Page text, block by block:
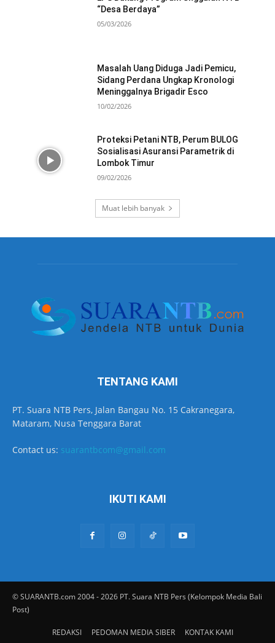
“Desa Berdaya”
05/03/2026
Masalah Uang Diduga Jadi Pemicu,
Sidang Perdana Ungkap Kronologi
Meninggalnya Brigadir Esco
10/02/2026
Proteksi Petani NTB, Perum BULOG
Sosialisasi Asuransi Parametrik di
Lombok Timur
09/02/2026
Muat lebih banyak
TENTANG KAMI
PT. Suara NTB Pers, Jalan Bangau No. 15 Cakranegara,
Mataram, Nusa Tenggara Barat
Contact us: suarantbcom@gmail.com
IKUTI KAMI
© SUARANTB.com 2004 - 2026 PT. Suara NTB Pers (Kelompok Media Bali
Post)
REDAKSI PEDOMAN MEDIA SIBER KONTAK KAMI